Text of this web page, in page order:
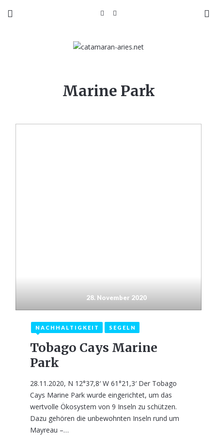
Marine Park
28. November 2020
NACHHALTIGKEIT SEGELN
Tobago Cays Marine
Park
28.11.2020, N 12°37,8′ W 61°21,3′ Der Tobago
Cays Marine Park wurde eingerichtet, um das
wertvolle Ökosystem von 9 Inseln zu schützen.
Dazu gehören die unbewohnten Inseln rund um
Mayreau –…